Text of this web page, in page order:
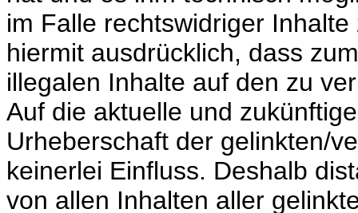
im Falle rechtswidriger
hiermit ausdrücklich, dass
illegalen Inhalte auf den zu
Auf die aktuelle und
Urheberschaft der gelinkten/
keinerlei Einfluss. Deshalb
von allen Inhalten aller